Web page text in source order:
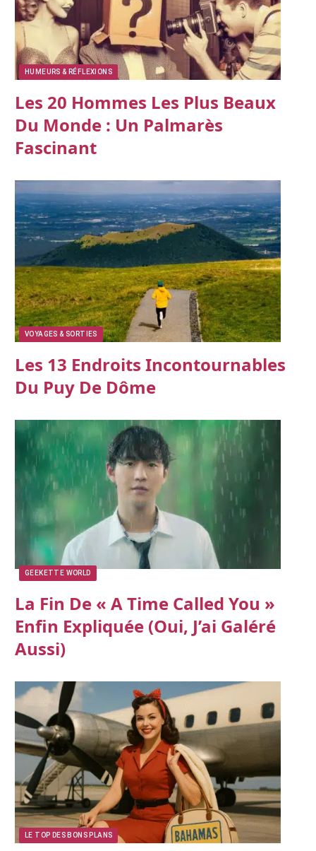
HUMEURS & RÉFLEXIONS
Les 20 Hommes Les Plus Beaux
Du Monde : Un Palmarès
Fascinant
VOYAGES & SORTIES
Les 13 Endroits Incontournables
Du Puy De Dôme
GEEKETTE WORLD
La Fin De « A Time Called You »
Enfin Expliquée (oui, J’ai Galéré
Aussi)
LE TOP DES BONS PLANS